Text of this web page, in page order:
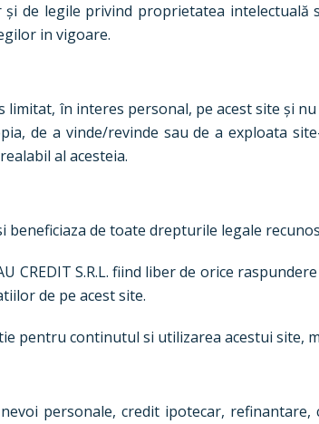
legile privind proprietatea intelectuală si
in vigoare.
limitat, în interes personal, pe acest site
de a vinde/revinde sau de a exploata
al acesteia.
beneficiaza de toate drepturile legale
CREDIT S.R.L. fiind liber de orice
de pe acest site.
pentru continutul si utilizarea acestui
personale, credit ipotecar,